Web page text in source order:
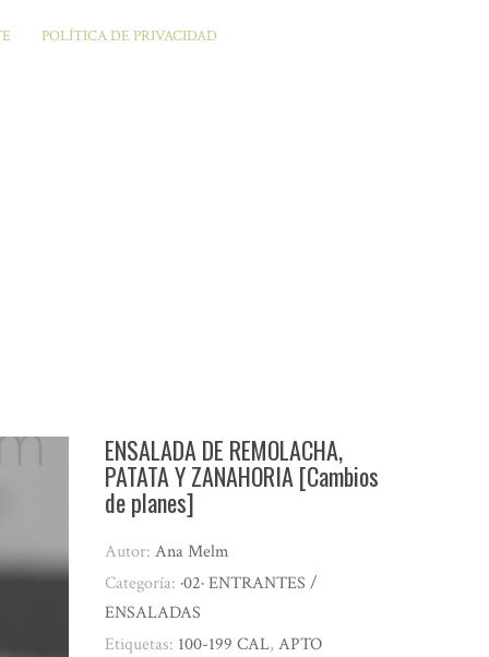
POLÍTICA DE PRIVACIDAD
ENSALADA DE REMOLACHA,
PATATA Y ZANAHORIA [Cambios
de planes]
Autor:Ana Melm
Categoría: ·02· ENTRANTES /
ENSALADAS
Etiquetas: 100-199 CAL,APTO